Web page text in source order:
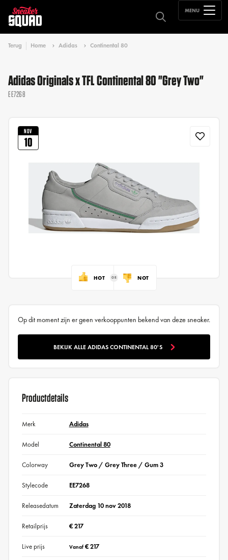
MENU
Terug Home Adidas Continental 80
Adidas Originals x TFL Continental 80 "Grey Two"
EE7268
NOV
10
HOT NOT
Op dit moment zijn er geen verkooppunten bekend van deze sneaker.
BEKIJK ALLE ADIDAS CONTINENTAL 80'S
Productdetails
Merk Adidas
Model Continental 80
Colorway Grey Two / Grey Three / Gum 3
Stylecode EE7268
Releasedatum Zaterdag 10 nov 2018
Retailprijs € 217
Live prijs Vanaf€ 217